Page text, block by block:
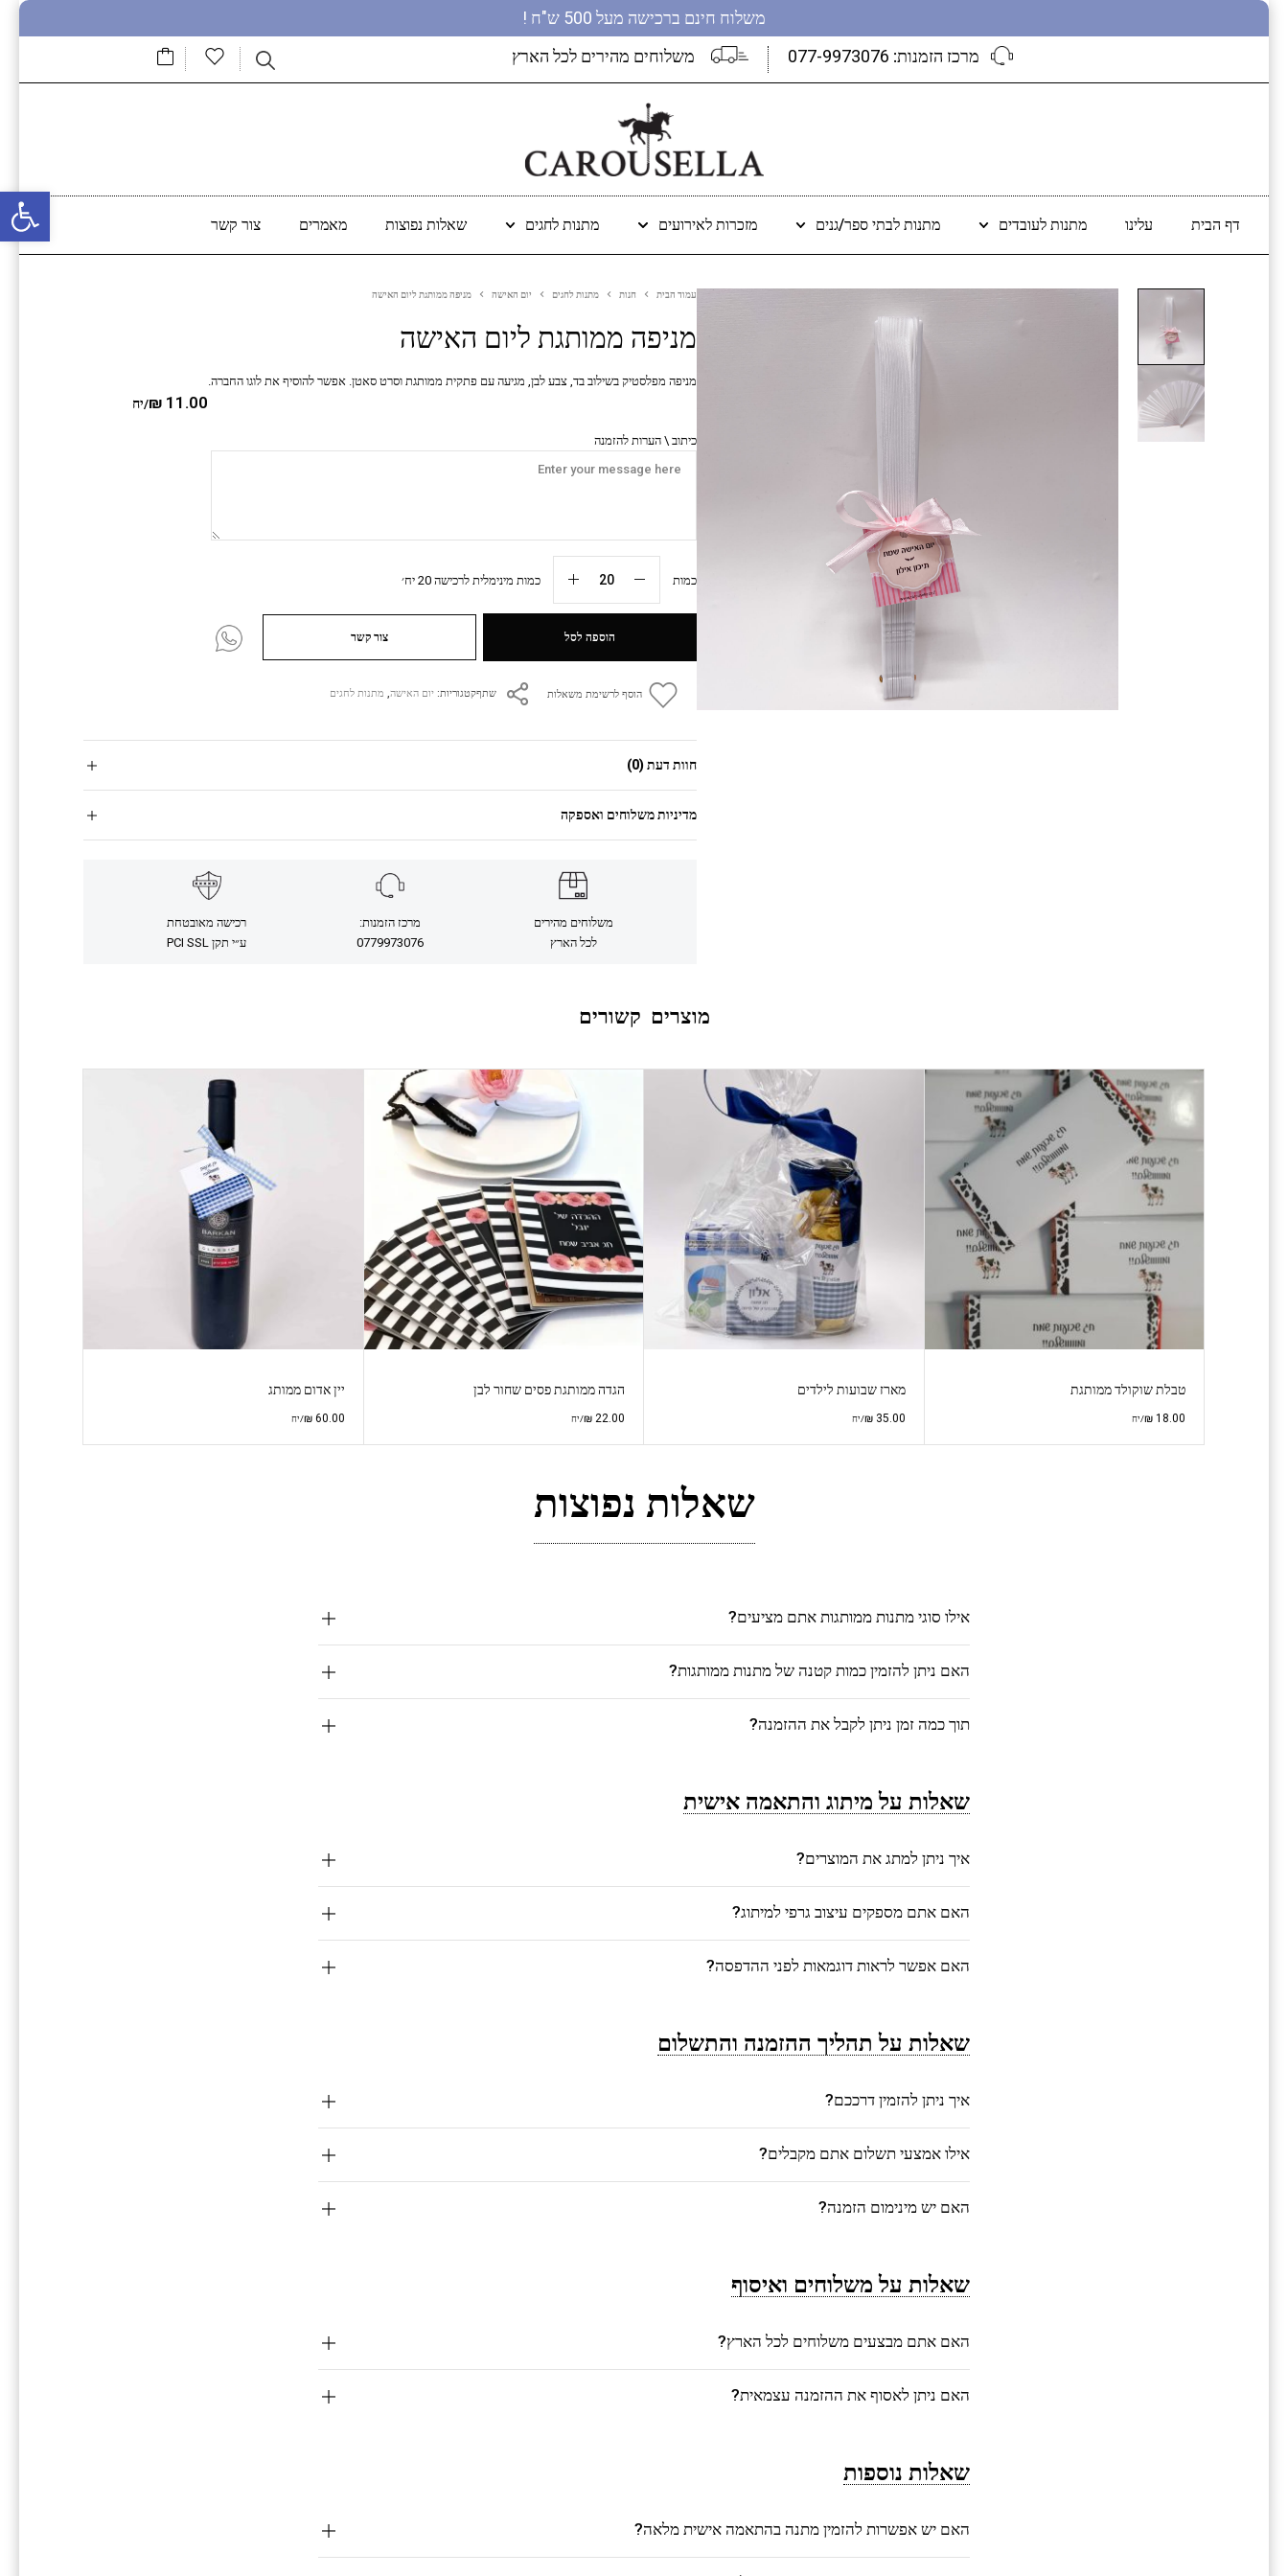
פתח סרגל נגישות
משלוח חינם ברכישה מעל 500 ש"ח !
מרכז הזמנות: 077-9973076 משלוחים מהירים לכל הארץ
דף הבית עלינו מתנות לעובדים מתנות לבתי ספר/גנים מזכרות לאירועים מתנות לחגים שאלות נפוצות מאמרים צור קשר
עמוד הבית חנות מתנות לחגים יום האישה מניפה ממותגת ליום האישה
מניפה ממותגת ליום האישה
₪ 11.00 /יח
כיתוב \ הערות להזמנה
כמות כמות מינימלית לרכישה 20 יח׳
הוספה לסל צור קשר
הוסף לרשימת משאלות שתףקטגוריות: יום האישה, מתנות לחגים
מניפה מפלסטיק בשילוב בד, צבע לבן, מגיעה עם פתקית ממותגת וסרט סאטן. אפשר להוסיף את לוגו החברה.
חוות דעת (0)
מדיניות משלוחים ואספקה
משלוחים מהירים
לכל הארץ
מרכז הזמנות:
0779973076
רכישה מאובטחת
ע״י תקן PCI SSL
מוצרים קשורים
טבלת שוקולד ממותגת
₪ 18.00 /יח
מארז שבועות לילדים
₪35.00 /יח
הגדה ממותגת פסים שחור לבן
₪ 22.00 /יח
יין אדום ממותג
₪60.00 /יח
שאלות נפוצות
אילו סוגי מתנות ממותגות אתם מציעים?
האם ניתן להזמין כמות קטנה של מתנות ממותגות?
תוך כמה זמן ניתן לקבל את ההזמנה?
שאלות על מיתוג והתאמה אישית
איך ניתן למתג את המוצרים?
האם אתם מספקים עיצוב גרפי למיתוג?
האם אפשר לראות דוגמאות לפני ההדפסה?
שאלות על תהליך ההזמנה והתשלום
איך ניתן להזמין דרככם?
אילו אמצעי תשלום אתם מקבלים?
האם יש מינימום הזמנה?
שאלות על משלוחים ואיסוף
האם אתם מבצעים משלוחים לכל הארץ?
האם ניתן לאסוף את ההזמנה עצמאית?
שאלות נוספות
האם יש אפשרות להזמין מתנה בהתאמה אישית מלאה?